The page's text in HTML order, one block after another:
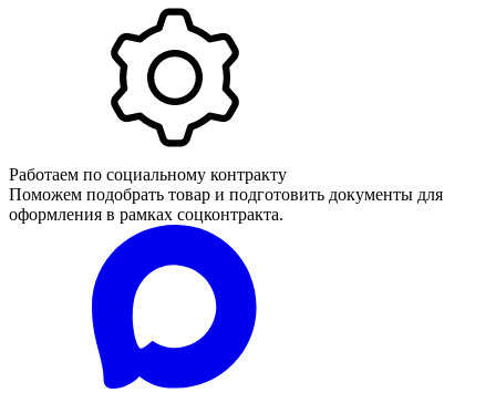
Работаем по социальному контракту
Поможем подобрать товар и подготовить документы для
оформления в рамках соцконтракта.